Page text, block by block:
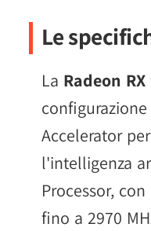
Le
La Radeon
Accelerator
l'intelligenza
Processor,
fino a 2970